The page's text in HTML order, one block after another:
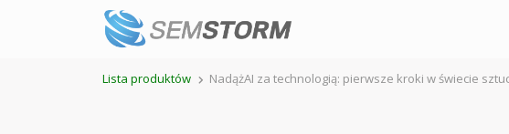
Lista produktów NadążAI za technologią: pierwsze kroki w świecie